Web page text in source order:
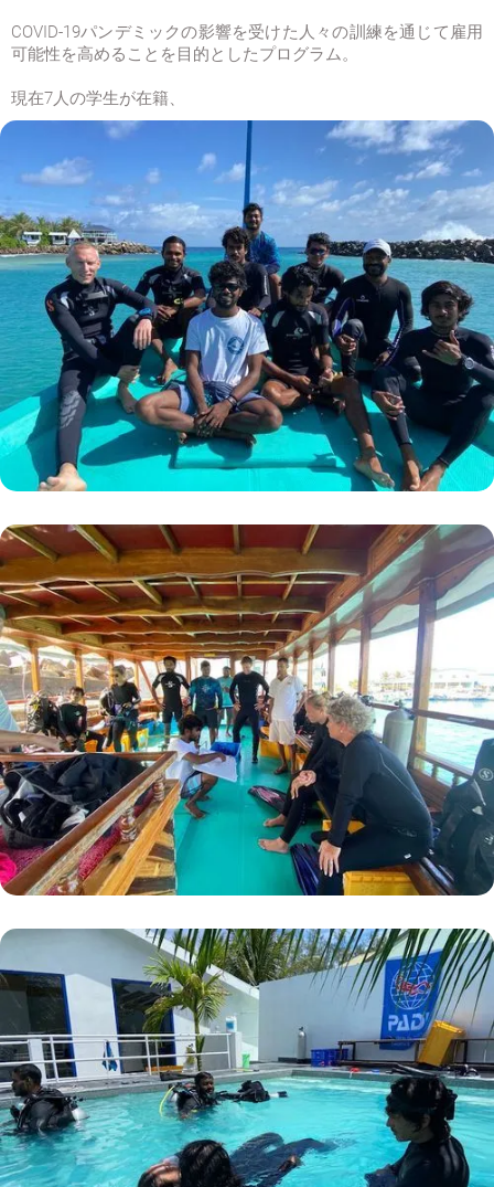
COVID-19パンデミックの影響を受けた人々の訓練を通じて雇用
可能性を高めることを目的としたプログラム。
現在7人の学生が在籍、